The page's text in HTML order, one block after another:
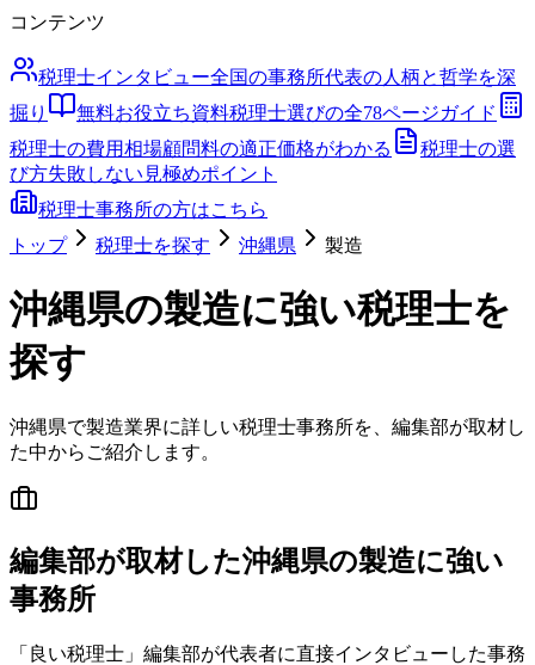
コンテンツ
税理士インタビュー全国の事務所代表の人柄と哲学を深
掘り
無料お役立ち資料税理士選びの全78ページガイド
税理士の費用相場顧問料の適正価格がわかる
税理士の選
び方失敗しない見極めポイント
税理士事務所の方はこちら
トップ
税理士を探す 沖縄県 製造
沖縄県の製造に強い税理士を
探す
沖縄県で製造業界に詳しい税理士事務所を、編集部が取材し
た中からご紹介します。
編集部が取材した沖縄県の製造に強い
事務所
「良い税理士」編集部が代表者に直接インタビューした事務